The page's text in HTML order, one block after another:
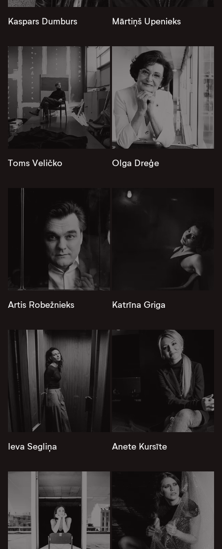
Kaspars Dumburs Mārtiņš Upenieks
Toms Veličko Olga Dreģe
Artis Robežnieks Katrīna Griga
Ieva Segliņa Anete Kursīte